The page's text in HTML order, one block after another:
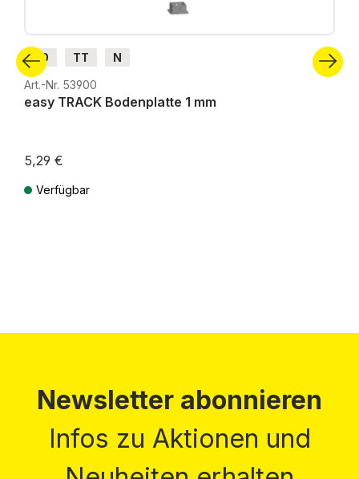
H0 TT
N
Art.-Nr. 53900
easy TRACK Bodenplatte 1 mm
5,29 €
Verfügbar
Newsletter abonnieren
Infos zu Aktionen und